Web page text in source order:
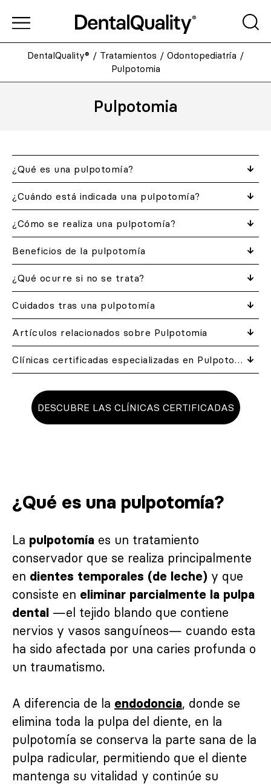
DentalQuality® / Tratamientos / Odontopediatría /
Pulpotomia
Pulpotomia
¿Qué es una pulpotomía?
¿Cuándo está indicada una pulpotomía?
¿Cómo se realiza una pulpotomía?
Beneficios de la pulpotomía
¿Qué ocurre si no se trata?
Cuidados tras una pulpotomía
Artículos relacionados​ sobre Pulpotomia
Clínicas certificadas especializadas en Pulpotomia cerca de ti
DESCUBRE LAS CLÍNICAS CERTIFICADAS
¿Qué es una pulpotomía?
La pulpotomía es un tratamiento
conservador que se realiza principalmente
en dientes temporales (de leche) y que
consiste en eliminar parcialmente la pulpa
dental —el tejido blando que contiene
nervios y vasos sanguíneos— cuando esta
ha sido afectada por una caries profunda o
un traumatismo.
A diferencia de la endodoncia, donde se
elimina toda la pulpa del diente, en la
pulpotomía se conserva la parte sana de la
pulpa radicular, permitiendo que el diente
mantenga su vitalidad y continúe su